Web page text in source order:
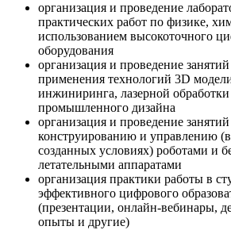
организация и проведение
практических работ по физике,
использованием высокоточного
оборудования
организация и проведение
применения технологий 3D
инжиниринга, лазерной
промышленного дизайна
организация и проведение
конструированию и управлению
созданных условиях) роботами и
летательными аппаратами
организация практики работы в
эффективного цифрового
(презентации, онлайн-вебинары,
опыты и другие)